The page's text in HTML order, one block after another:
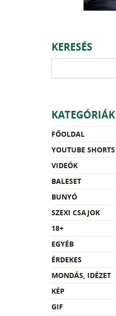
KERESÉS
KATEGÓRIÁK
FŐOLDAL
YOUTUBE SHORTS
VIDEÓK
BALESET
BUNYÓ
SZEXI CSAJOK
18+
EGYÉB
ÉRDEKES
MONDÁS, IDÉZET
KÉP
GIF